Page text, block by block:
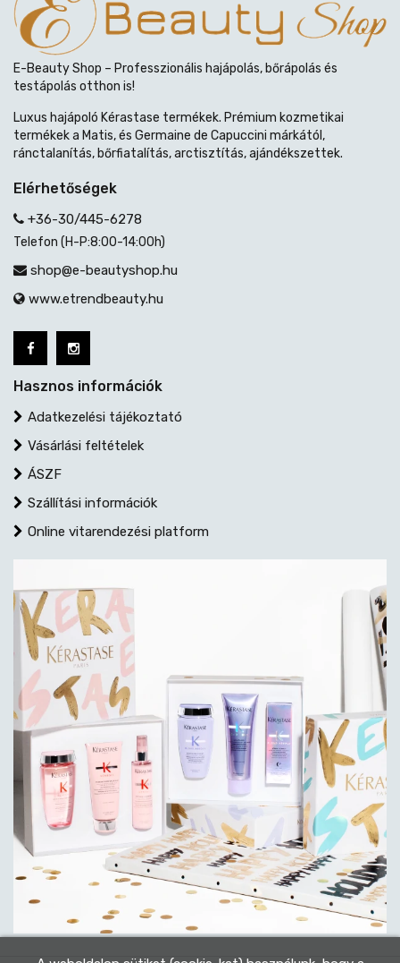
E-Beauty Shop – Professzionális hajápolás, bőrápolás és
testápolás otthon is!
Luxus hajápoló Kérastase termékek. Prémium kozmetikai
termékek a Matis, és Germaine de Capuccini márkától,
ránctalanítás, bőrfiatalítás, arctisztítás, ajándékszettek.
Elérhetőségek
+36-30/445-6278
Telefon (H-P:8:00-14:00h)
shop@e-beautyshop.hu
www.etrendbeauty.hu
Hasznos információk
Adatkezelési tájékoztató
Vásárlási feltételek
ÁSZF
Szállítási információk
Online vitarendezési platform